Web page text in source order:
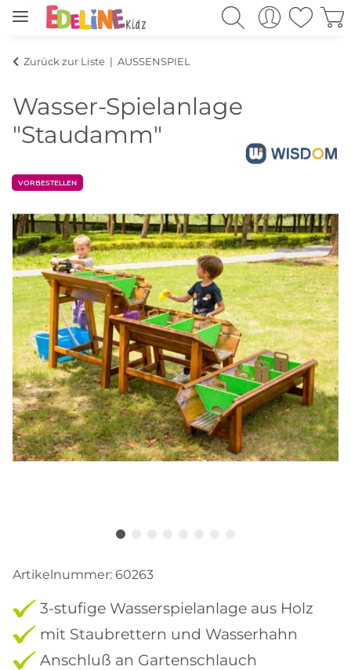
Zurück zur Liste AUSSENSPIEL
Wasser-Spielanlage
"Staudamm"
VORBESTELLEN
Artikelnummer: 60263
3-stufige Wasserspielanlage aus Holz
mit Staubrettern und Wasserhahn
Anschluß an Gartenschlauch